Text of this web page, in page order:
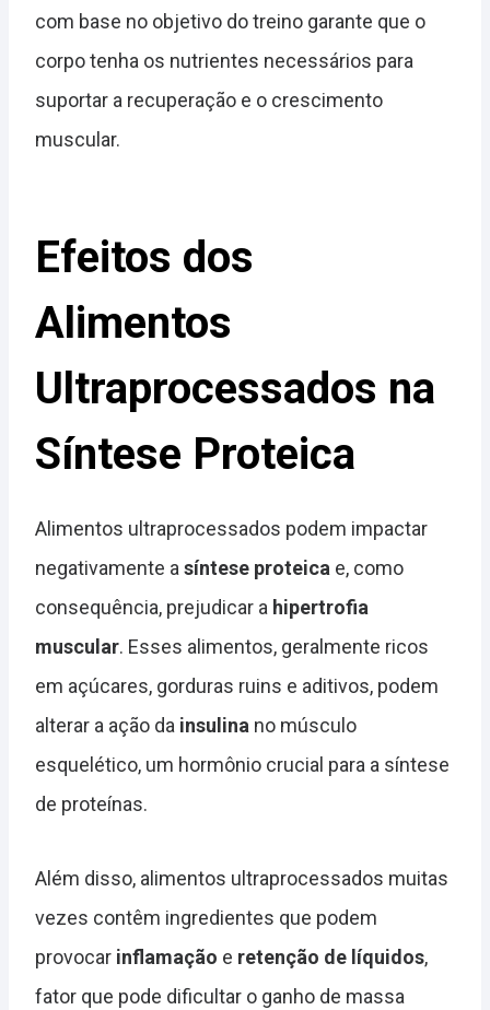
com base no objetivo do treino garante que o
corpo tenha os nutrientes necessários para
suportar a recuperação e o crescimento
muscular.
Efeitos dos
Alimentos
Ultraprocessados na
Síntese Proteica
Alimentos ultraprocessados podem impactar
negativamente asíntese proteica e, como
consequência, prejudicar a hipertrofia
muscular. Esses alimentos, geralmente ricos
em açúcares, gorduras ruins e aditivos, podem
alterar a ação da insulina no músculo
esquelético, um hormônio crucial para a síntese
de proteínas.
Além disso, alimentos ultraprocessados muitas
vezes contêm ingredientes que podem
provocar inflamação e retenção de líquidos,
fator que pode dificultar o ganho de massa